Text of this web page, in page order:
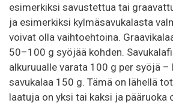
esimerkiksi savustettua tai
ja esimerkiksi kylmäsavukalasta
voivat olla vaihtoehtoina.
50–100 g syöjää kohden.
alkuruualle varata 100 g per syöjä –
savukalaa 150 g. Tämä on lähellä
laatuja on yksi tai kaksi ja pääruoka